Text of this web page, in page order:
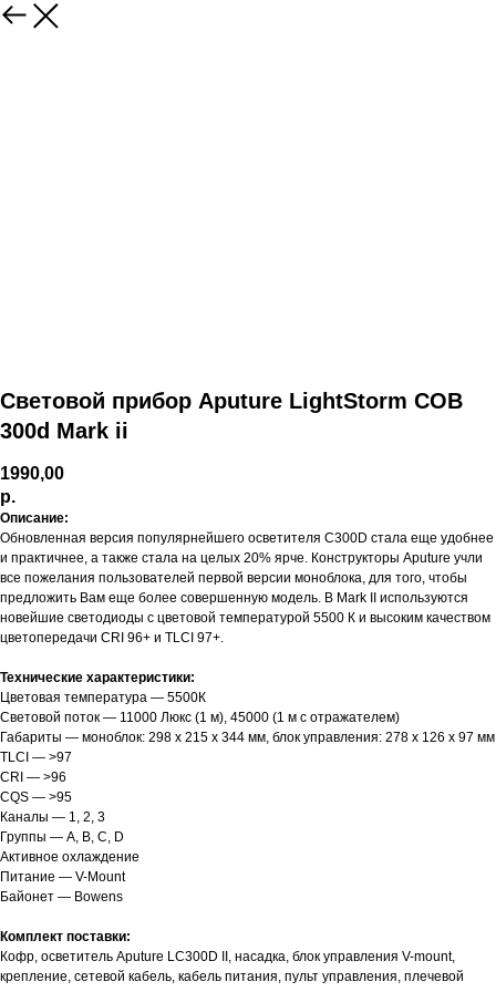
Световой прибор Aputure LightStorm COB
300d Mark ii
1990,00
р.
Описание:
Обновленная версия популярнейшего осветителя C300D стала еще удобнее
и практичнее, а также стала на целых 20% ярче. Конструкторы Aputure учли
все пожелания пользователей первой версии моноблока, для того, чтобы
предложить Вам еще более совершенную модель. В Mark II используются
новейшие светодиоды с цветовой температурой 5500 К и высоким качеством
цветопередачи CRI 96+ и TLCI 97+.
Технические характеристики:
Цветовая температура — 5500К
Световой поток — 11000 Люкс (1 м), 45000 (1 м с отражателем)
Габариты — моноблок: 298 х 215 х 344 мм, блок управления: 278 х 126 х 97 мм
TLCI — >97
CRI — >96
CQS — >95
Каналы — 1, 2, 3
Группы — A, B, C, D
Активное охлаждение
Питание — V-Mount
Байонет — Bowens
Комплект поставки:
Кофр, осветитель Aputure LC300D II, насадка, блок управления V-mount,
крепление, сетевой кабель, кабель питания, пульт управления, плечевой